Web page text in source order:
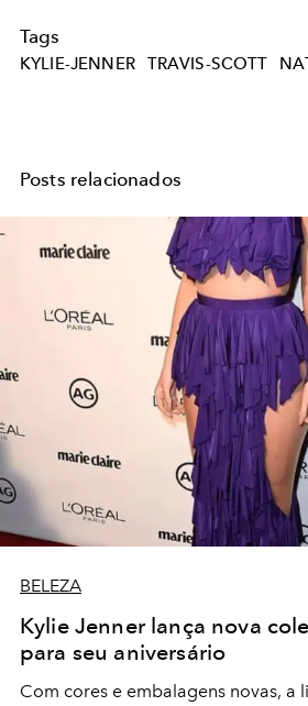
Tags
KYLIE-JENNER TRAVIS-SCOTT
Posts relacionados
BELEZA
Kylie Jenner lança nova
para seu aniversário
Com cores e embalagens novas, a